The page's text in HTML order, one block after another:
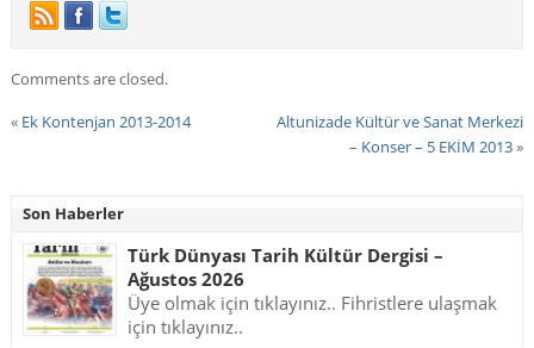
Comments are closed.
« Ek Kontenjan 2013-2014
Altunizade Kültür ve Sanat Merkezi
– Konser – 5 EKİM 2013»
Son Haberler
Türk Dünyası Tarih Kültür Dergisi –
Ağustos 2026
Üye olmak için tıklayınız.. Fihristlere ulaşmak
için tıklayınız..